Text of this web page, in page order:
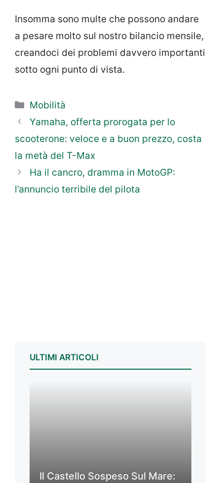
Insomma sono multe che possono andare
a pesare molto sul nostro bilancio mensile,
creandoci dei problemi davvero importanti
sotto ogni punto di vista.
Categorie
Mobilità
Yamaha, offerta prorogata per lo
scooterone: veloce e a buon prezzo, costa
la metà del T-Max
Ha il cancro, dramma in MotoGP:
l’annuncio terribile del pilota
ULTIMI ARTICOLI
Il Castello Sospeso Sul Mare: